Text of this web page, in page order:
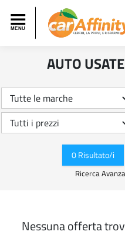
AUTO
0 Risultato/i
Ricerca
Nessuna offerta